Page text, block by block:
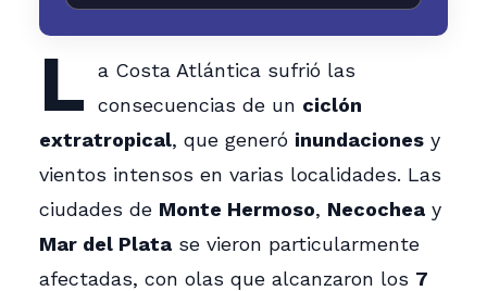
L
a Costa Atlántica sufrió las
consecuencias de un ciclón
extratropical, que generó inundaciones y
vientos intensos en varias localidades. Las
ciudades de Monte Hermoso, Necochea y
Mar del Plata se vieron particularmente
afectadas, con olas que alcanzaron los 7